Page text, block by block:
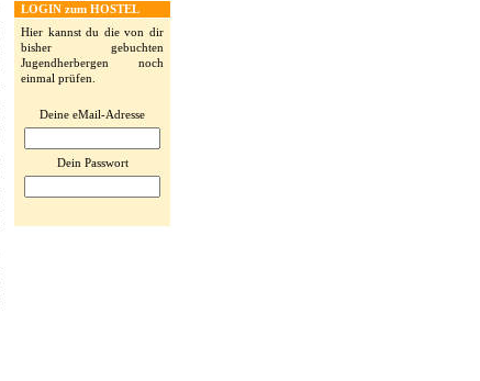
LOGIN zum HOSTEL
Hier kannst du die von dir
bisher gebuchten
Jugendherbergen noch
einmal prüfen.
Deine eMail-Adresse
Dein Passwort